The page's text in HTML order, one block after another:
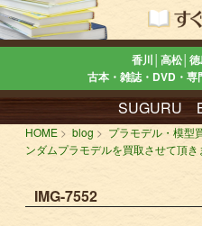
香川│高松│
古本・雑誌・DVD・
SUGURU
HOME blog プラモデル・模型
ンダムプラモデルを買取させて頂き
IMG-7552